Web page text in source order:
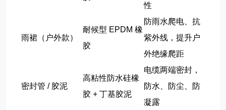
性
雨裙（户外款）
耐候型 EPDM 橡
胶
防雨水爬电、抗
紫外线，提升户
外绝缘爬距
密封管 / 胶泥
高粘性防水硅橡
胶 + 丁基胶泥
电缆两端密封，
防水、防尘、防
凝露